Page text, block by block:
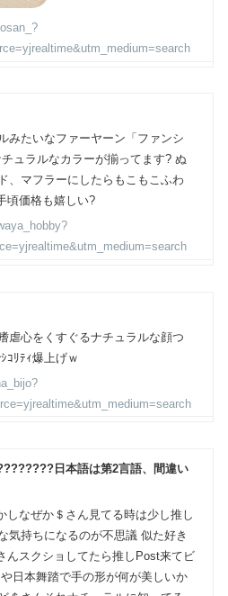
みたいなファーヤーン「ファンシ
ュラルなカラーが揃ってます? ぬ
、マフラーにしたらもこもこふわ
頃価格も嬉しい?
虐心をくすぐるナチュラルな顔つ
ｺﾘﾃｨ爆上げｗ
日本語は第2言語、間違い
しなぜか＄さん見てる時は少し推し
気持ちになるのが不思議 似た好き
んスクショしてたら推しPost来てビ
日本舞踏で手の形が何が美しいか